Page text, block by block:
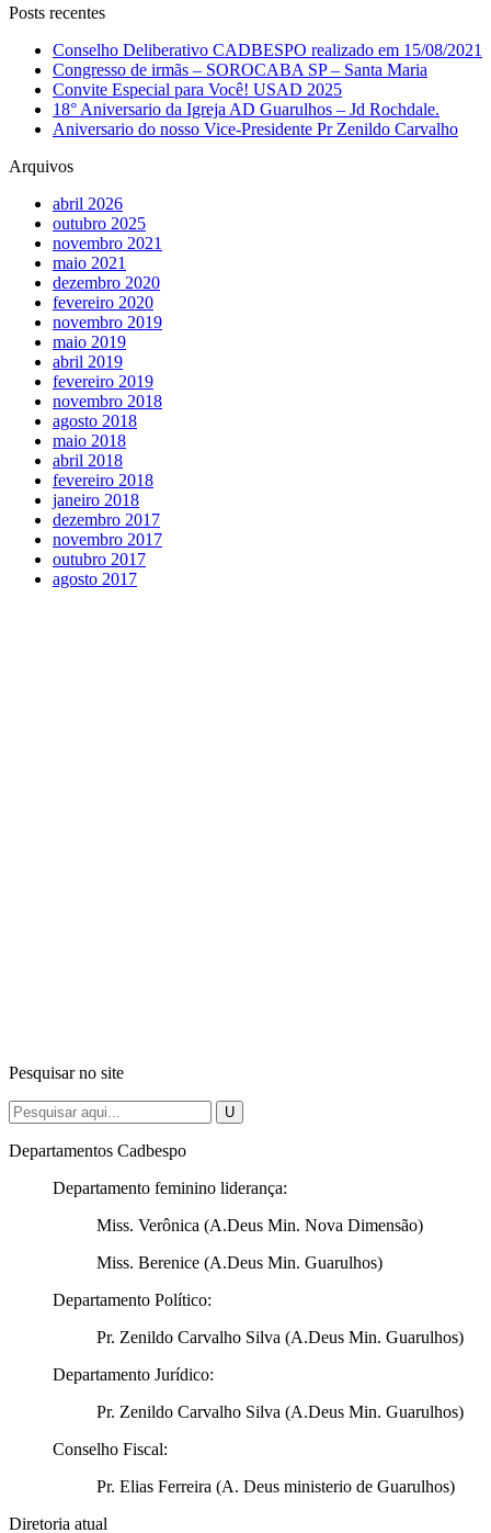
Posts recentes
Conselho Deliberativo CADBESPO realizado em 15/08/2021
Congresso de irmãs – SOROCABA SP – Santa Maria
Convite Especial para Você! USAD 2025
18° Aniversario da Igreja AD Guarulhos – Jd Rochdale.
Aniversario do nosso Vice-Presidente Pr Zenildo Carvalho
Arquivos
abril 2026
outubro 2025
novembro 2021
maio 2021
dezembro 2020
fevereiro 2020
novembro 2019
maio 2019
abril 2019
fevereiro 2019
novembro 2018
agosto 2018
maio 2018
abril 2018
fevereiro 2018
janeiro 2018
dezembro 2017
novembro 2017
outubro 2017
agosto 2017
Pesquisar no site
Departamentos Cadbespo
Departamento feminino liderança:
Miss. Verônica (A.Deus Min. Nova Dimensão)
Miss. Berenice (A.Deus Min. Guarulhos)
Departamento Político:
Pr. Zenildo Carvalho Silva (A.Deus Min. Guarulhos)
Departamento Jurídico:
Pr. Zenildo Carvalho Silva (A.Deus Min. Guarulhos)
Conselho Fiscal:
Pr. Elias Ferreira (A. Deus ministerio de Guarulhos)
Diretoria atual